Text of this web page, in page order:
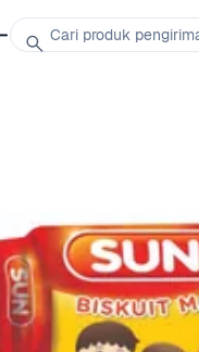
Cari produk